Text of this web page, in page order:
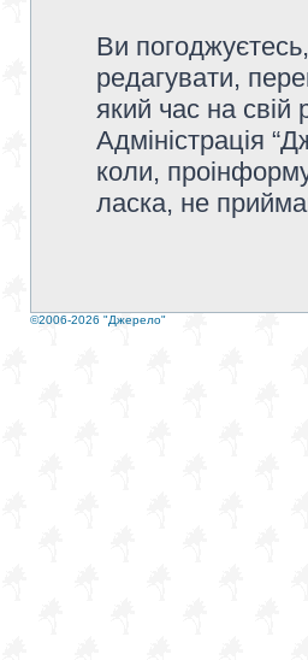
Ви
редагувати,
який час на свій
Адміністрація
коли,
ласка, не
©2006-2026 "Джерело"